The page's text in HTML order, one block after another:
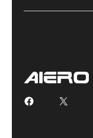
Facebook
X